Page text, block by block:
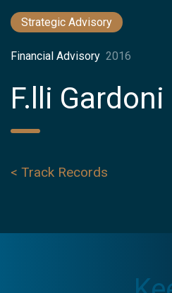
Strategic Advisory
Financial Advisory 2016
F.lli Gardoni
< Track Records